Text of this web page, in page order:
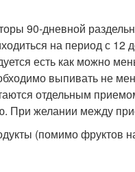
90-дневной
на период с 12
есть как можно
выпивать не
отдельным
При желании между
(помимо фруктов